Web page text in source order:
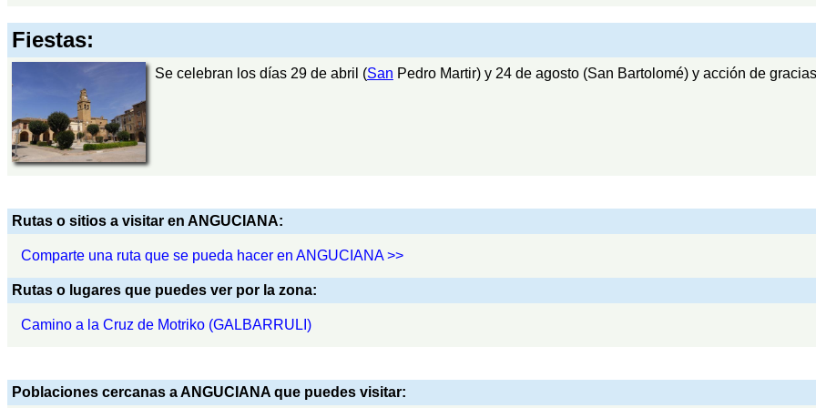
Fiestas:
Se celebran los días 29 de abril (San Pedro Martir) y 24 de agosto (San Bartolomé) y acción de
Rutas o sitios a visitar en ANGUCIANA:
Comparte una ruta que se pueda hacer en ANGUCIANA >>
Rutas o lugares que puedes ver por la zona:
Camino a la Cruz de Motriko (GALBARRULI)
Poblaciones cercanas a ANGUCIANA que puedes visitar: